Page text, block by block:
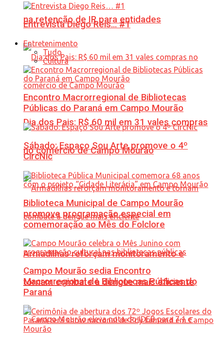
na retenção de IR para entidades
Dia dos Pais: R$ 60 mil em 31 vales compras
no comércio de Campo Mourão
Armadilhas reforçam monitoramento e
tornam combate à dengue mais eficiente
Entrevista Diego Reis… #1
Entretenimento
Tudo
Cultura
Encontro Macrorregional de Bibliotecas
Públicas do Paraná em Campo Mourão
Sábado: Espaço Sou Arte promove o 4º
CircNic
Biblioteca Municipal de Campo Mourão
promove programação especial em
comemoração ao Mês do Folclore
Campo Mourão sedia Encontro
Macrorregional de Bibliotecas Públicas do
Paraná